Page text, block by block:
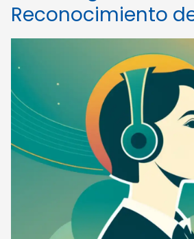
Reconocimiento